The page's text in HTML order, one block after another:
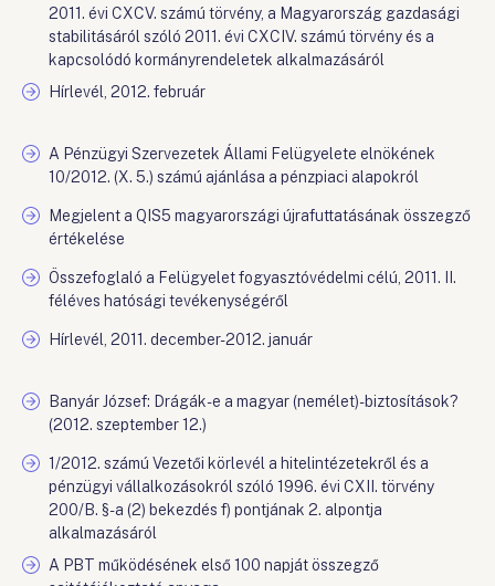
2011. évi CXCV. számú törvény, a Magyarország gazdasági
stabilitásáról szóló 2011. évi CXCIV. számú törvény és a
kapcsolódó kormányrendeletek alkalmazásáról
Hírlevél, 2012. február
A Pénzügyi Szervezetek Állami Felügyelete elnökének
10/2012. (X. 5.) számú ajánlása a pénzpiaci alapokról
Megjelent a QIS5 magyarországi újrafuttatásának összegző
értékelése
Összefoglaló a Felügyelet fogyasztóvédelmi célú, 2011. II.
féléves hatósági tevékenységéről
Hírlevél, 2011. december-2012. január
Banyár József: Drágák-e a magyar (nemélet)-biztosítások?
(2012. szeptember 12.)
1/2012. számú Vezetői körlevél a hitelintézetekről és a
pénzügyi vállalkozásokról szóló 1996. évi CXII. törvény
200/B. §-a (2) bekezdés f) pontjának 2. alpontja
alkalmazásáról
A PBT működésének első 100 napját összegző